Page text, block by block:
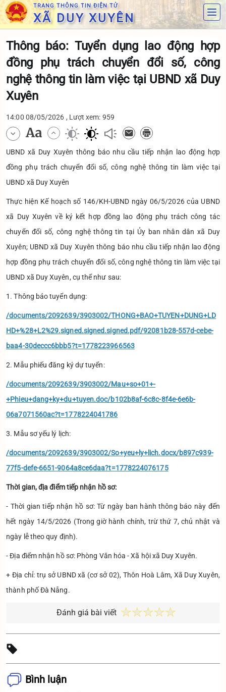
TRANG THÔNG TIN ĐIỆN TỬ
XÃ DUY XUYÊN
Thông báo: Tuyển dụng lao động hợp
đồng phụ trách chuyển đổi số, công
nghệ thông tin làm việc tại UBND xã Duy
Xuyên
14:00 08/05/2026 , Lượt xem: 959
UBND xã Duy Xuyên thông báo nhu cầu tiếp nhận lao động hợp
đồng phụ trách chuyển đổi số, công nghệ thông tin làm việc tại
UBND xã Duy Xuyên
Thực hiện Kế hoạch số 146/KH-UBND ngày 06/5/2026 của UBND
xã Duy Xuyên về ký kết hợp đồng lao động phụ trách công tác
chuyển đổi số, công nghệ thông tin tại Ủy ban nhân dân xã Duy
Xuyên; UBND xã Duy Xuyên thông báo nhu cầu tiếp nhận lao động
hợp đồng phụ trách chuyển đổi số, công nghệ thông tin làm việc tại
UBND xã Duy Xuyên, cụ thể như sau:
1. Thông báo tuyển dụng:
/documents/2092639/3903002/THONG+BAO+TUYEN+DUNG+LD
HD+%28+L2%29.signed.signed.signed.pdf/92081b28-557d-cebe-
baa4-30deccc6bbb5?t=1778223966563
2. Mẫu phiếu đăng ký dự tuyển:
/documents/2092639/3903002/Mau+so+01+-
+Phieu+dang+ky+du+tuyen.doc/b102b8af-6c8c-8f4e-6e6b-
06a7071560ac?t=1778224041786
3. Mẫu sơ yếu lý lịch:
/documents/2092639/3903002/So+yeu+ly+lich.docx/b897c939-
77f5-defe-6651-9064a8ce6daa?t=1778224076175
Thời gian, địa điểm tiếp nhận hồ sơ:
- Thời gian tiếp nhận hồ sơ: Từ ngày ban hành thông báo này đến
hết ngày 14/5/2026 (Trong giờ hành chính, trừ thứ 7, chủ nhật và
ngày lễ theo quy định).
- Địa điểm nhận hồ sơ: Phòng Văn hóa - Xã hội xã Duy Xuyên.
+ Địa chỉ: trụ sở UBND xã (cơ sở 02), Thôn Hoà Lâm, Xã Duy Xuyên,
thành phố Đà Nẵng.
Đánh giá bài viết
Bình luận